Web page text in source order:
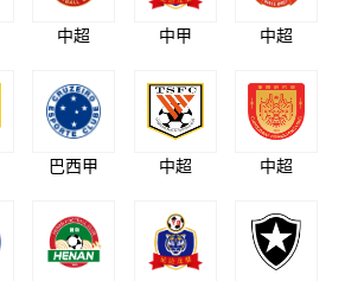
中超 中甲 中超
巴西甲 中超 中超